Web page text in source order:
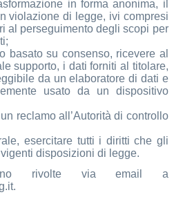
in forma anonima, il
violazione di legge, ivi compresi
al perseguimento degli scopi per
basato su consenso, ricevere al
supporto, i dati forniti al titolare,
da un elaboratore di dati e
usato da un dispositivo
reclamo all’Autorità di controllo
esercitare tutti i diritti che gli
disposizioni di legge.
rivolte via email a